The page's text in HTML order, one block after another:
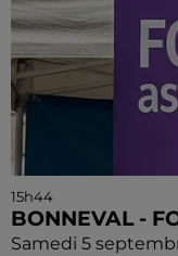
15h44
BONNEVAL -
Samedi 5